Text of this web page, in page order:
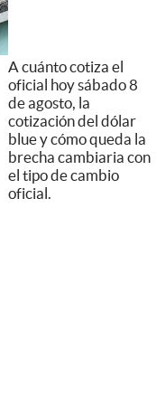
A cuánto cotiza el
oficial hoy sábado 8
de agosto, la
cotización del dólar
blue y cómo queda la
brecha cambiaria con
el tipo de cambio
oficial.